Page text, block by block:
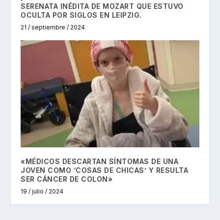
SERENATA INÉDITA DE MOZART QUE ESTUVO
OCULTA POR SIGLOS EN LEIPZIG.
21 / septiembre / 2024
«MÉDICOS DESCARTAN SÍNTOMAS DE UNA
JOVEN COMO ‘COSAS DE CHICAS’ Y RESULTA
SER CÁNCER DE COLON»
19 / julio / 2024